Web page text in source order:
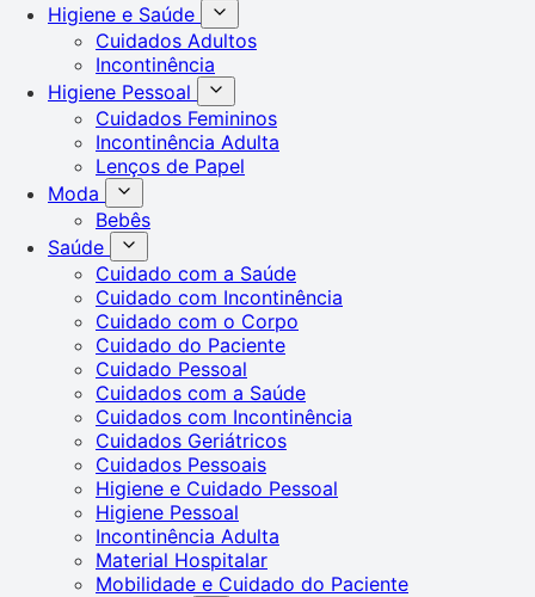
Higiene e Saúde
Cuidados Adultos
Incontinência
Higiene Pessoal
Cuidados Femininos
Incontinência Adulta
Lenços de Papel
Moda
Bebês
Saúde
Cuidado com a Saúde
Cuidado com Incontinência
Cuidado com o Corpo
Cuidado do Paciente
Cuidado Pessoal
Cuidados com a Saúde
Cuidados com Incontinência
Cuidados Geriátricos
Cuidados Pessoais
Higiene e Cuidado Pessoal
Higiene Pessoal
Incontinência Adulta
Material Hospitalar
Mobilidade e Cuidado do Paciente